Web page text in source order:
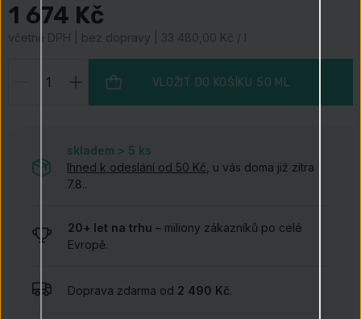
1 674 Kč
včetně DPH | bez dopravy | 33 480,00 Kč / l
VLOŽIT DO KOŠÍKU 50 ML
skladem > 5 ks
Ihned k odeslání od 50 Kč , u vás doma již zítra
7.8..
20+ let na trhu – miliony zákazníků po celé
Evropě.
Doprava zdarma od 2 490 Kč.